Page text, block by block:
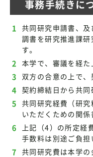
事務手続きに
共同研究申請書、
調書を研究推進課
す。
本学で、審議を経た
双方の合意の上で、
契約締結日から共同
共同研究経費（研
いただくための関係
上記（4）の所定経
手数料は別途ご負担
共同研究費は本学の